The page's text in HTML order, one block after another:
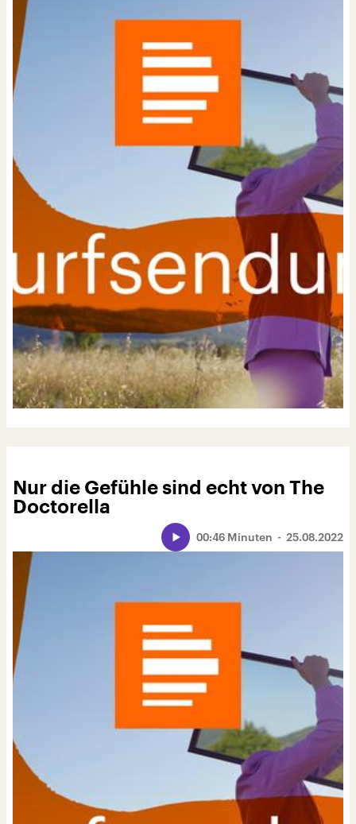
Nur die Gefühle sind echt von The
Doctorella
25.08.2022
00:46 Minuten